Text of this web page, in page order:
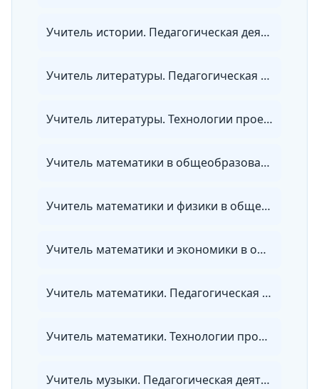
Учитель истории. Педагогическая деятельность по проектированию и реализации образовательного процесса в соответствии с ФГОС
Учитель литературы. Педагогическая деятельность по проектированию и реализации образовательного процесса в соответствии с ФГОС
Учитель литературы. Технологии проектирования и реализации учебного процесса в основной и средней школе с учетом требований ФГОС
Учитель математики в общеобразовательных организациях, организациях СПО и в репетиторской деятельности
Учитель математики и физики в общеобразовательных организациях, организациях СПО и в репетиторской деятельности
Учитель математики и экономики в общеобразовательных организациях, организациях СПО и в репетиторской деятельности
Учитель математики. Педагогическая деятельность по проектированию и реализации образовательного процесса в соответствии с ФГОС
Учитель математики. Технологии проектирования и реализации учебного процесса в основной и средней школе с учетом требований ФГОС
Учитель музыки. Педагогическая деятельность по проектированию и реализации образовательного процесса в соответствии с ФГОС